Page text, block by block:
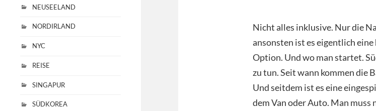
NEUSEELAND
NORDIRLAND
NYC
REISE
SINGAPUR
SÜDKOREA
Nicht alles inklusive. Nur die
ansonsten ist es eigentlich
Option. Und wo man startet.
zu tun. Seit wann kommen die
Und seitdem ist es eine
dem Van oder Auto. Man